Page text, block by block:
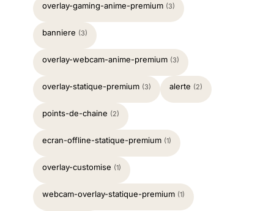
overlay-gaming-anime-premium (3)
banniere (3)
overlay-webcam-anime-premium (3)
overlay-statique-premium (3) alerte (2)
points-de-chaine (2)
ecran-offline-statique-premium (1)
overlay-customise (1)
webcam-overlay-statique-premium (1)